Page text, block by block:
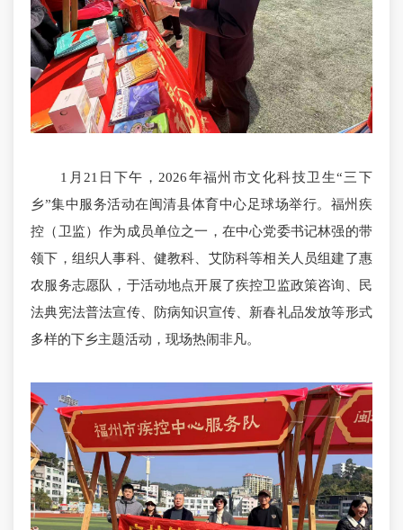
1月21日下午，2026年福州市文化科技卫生“三下
乡”集中服务活动在闽清县体育中心足球场举行。福州疾
控（卫监）作为成员单位之一，在中心党委书记林强的带
领下，组织人事科、健教科、艾防科等相关人员组建了惠
农服务志愿队，于活动地点开展了疾控卫监政策咨询、民
法典宪法普法宣传、防病知识宣传、新春礼品发放等形式
多样的下乡主题活动，现场热闹非凡。